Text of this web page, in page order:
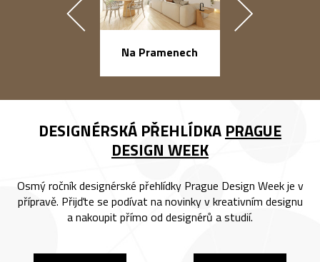
Na Pramenech
DESIGNÉRSKÁ PŘEHLÍDKA PRAGUE
DESIGN WEEK
Osmý ročník designérské přehlídky Prague Design Week je v
přípravě. Přijďte se podívat na novinky v kreativním designu
a nakoupit přímo od designérů a studií.